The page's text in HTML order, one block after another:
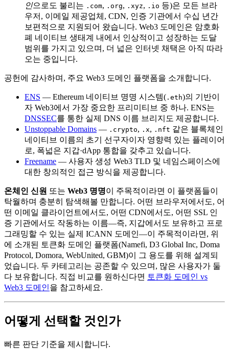
인으로도 불리는 .com, .org, .xyz, .io 등)은 모든 브라
우저, 이메일 제공업체, CDN, 인증 기관에서 수십 년간
보편적으로 지원되어 왔습니다. Web3 도메인은 암호화
폐 네이티브 생태계 내에서 인상적이고 성장하는 도달
범위를 가지고 있으며, 더 넓은 인터넷 채택은 아직 따라
오는 중입니다.
공헌에 감사하며, 주요 Web3 도메인 플랫폼을 소개합니다.
ENS — Ethereum 네이티브 명명 시스템( .eth)의 기반이
자 Web3에서 가장 중요한 프리미티브 중 하나. ENS는
DNSSEC를 통한 실제 DNS 이름 브리지도 제공합니다.
Unstoppable Domains — .crypto, .x, .nft 같은 블록체인
네이티브 이름의 초기 선구자이자 영향력 있는 플레이어
로, 폭넓은 지갑·dApp 통합을 갖추고 있습니다.
Freename — 사용자 생성 Web3 TLD 및 네임스페이스에
대한 창의적인 접근 방식을 제공합니다.
온체인 신원 또는 Web3 명명이 주목적이라면 이 플랫폼들이
탁월하며 충분히 탐색해볼 만합니다. 어떤 브라우저에서도, 어
떤 이메일 클라이언트에서도, 어떤 CDN에서도, 어떤 SSL 인
증 기관에서도 작동하는 이름—즉, 지갑에서도 보유하고 프로
그래밍할 수 있는 실제 ICANN 도메인—이 주목적이라면, 위
에 소개된 토큰화 도메인 플랫폼(Namefi, D3 Global Inc, Doma
Protocol, Domora, WebUnited, GBM)이 그 용도를 위해 설계되
었습니다. 두 카테고리는 공존할 수 있으며, 많은 사용자가 둘
다 보유합니다. 직접 비교를 원하신다면 토큰화 도메인 vs
Web3 도메인을 참고하세요.
어떻게 선택할 것인가
빠른 판단 기준을 제시합니다.